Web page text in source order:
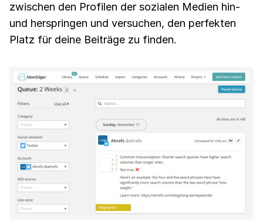
zwischen den Profilen der sozialen Medien hin-
und herspringen und versuchen, den perfekten
Platz für deine Beiträge zu finden.